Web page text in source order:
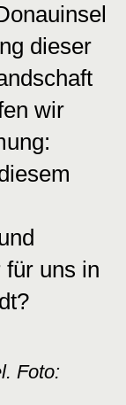
dieser
wir
uns in
Foto: